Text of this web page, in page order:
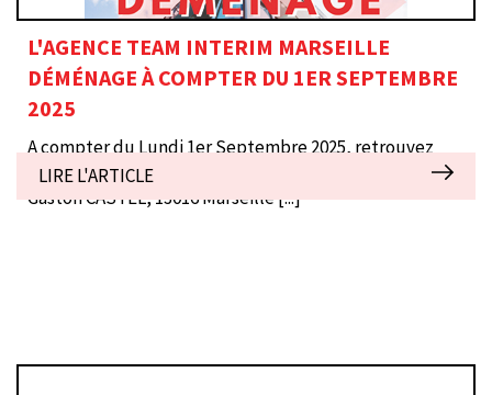
L'AGENCE TEAM INTERIM MARSEILLE
DÉMÉNAGE À COMPTER DU 1ER SEPTEMBRE
2025
A compter du Lundi 1er Septembre 2025, retrouvez
votre agence TEAM INTERIM MARSEILLE au 4 rue
Gaston CASTEL, 13016 Marseille[...]
LIRE L'ARTICLE